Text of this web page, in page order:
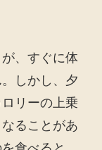
、すぐに体
しかし、夕
リーの上乗
ることがあ